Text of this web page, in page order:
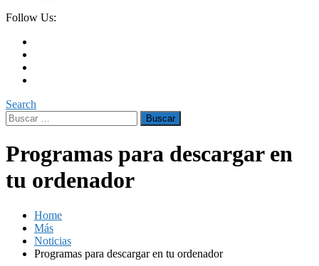
Follow Us:
Search
Buscar:
Programas para descargar en
tu ordenador
Home
Más
Noticias
Programas para descargar en tu ordenador